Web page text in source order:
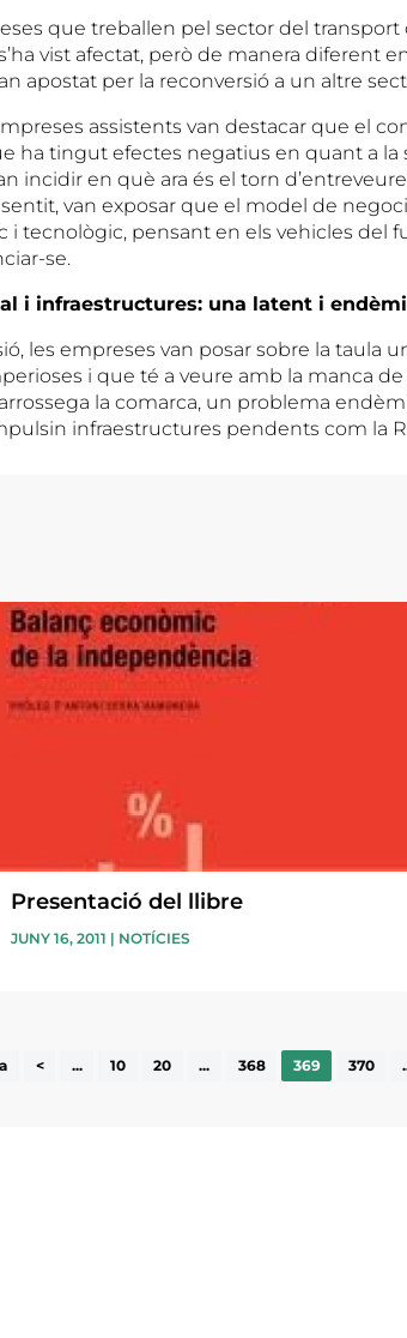
que treballen pel sector del
vist afectat, però de manera diferent
apostat per la reconversió a un altre
assistents van destacar que el
ha tingut efectes negatius en quant a la
incidir en què ara és el torn
van exposar que el model de
i tecnològic, pensant en els vehicles del
se.
i infraestructures: una latent i
les empreses van posar sobre la taula
i que té a veure amb la manca
la comarca, un problema
infraestructures pendents com la
Presentació del llibre
JUNY 16, 2011 | NOTÍCIES
< ... 10 20 ... 368 369 370